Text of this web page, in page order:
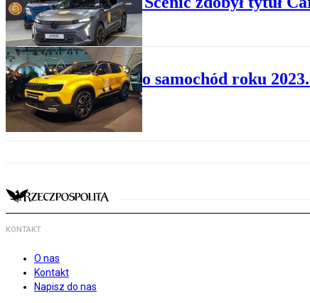
TU I TERAZ
Wybrano samochód roku
KONTAKT
O nas
Kontakt
Napisz do nas